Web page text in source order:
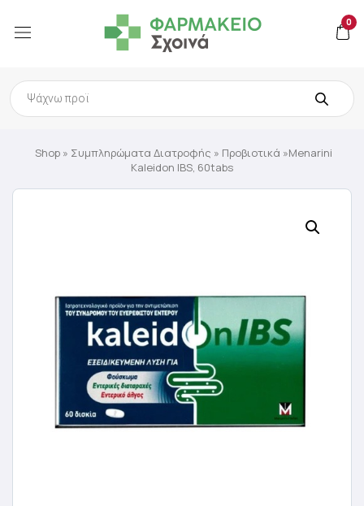
0
Products
search
Shop » Συμπληρώματα Διατροφής » Προβιοτικά »Menarini
Kaleidon IBS, 60tabs